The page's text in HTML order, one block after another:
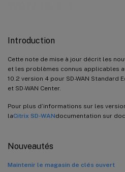
Introduction
Cette note de mise à jour décrit les
et les problèmes connus applicables
10.2 version 4 pour SD-WAN Standard
et SD-WAN Center.
Pour plus d’informations sur les
laCitrix SD-WANdocumentation sur
Nouveautés
Maintenir le magasin de clés ouvert